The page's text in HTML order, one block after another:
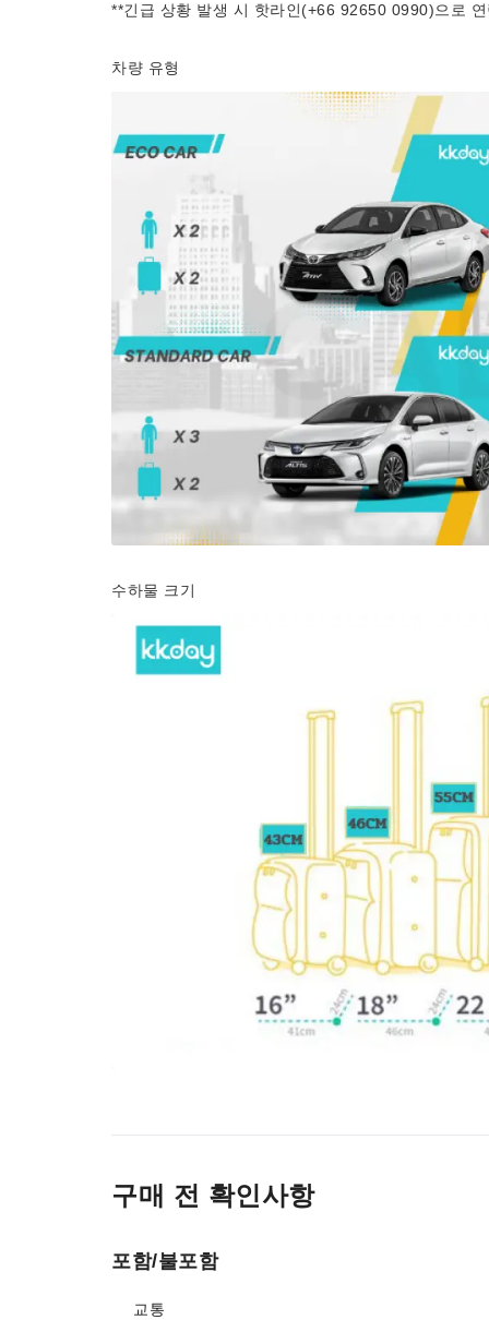
**긴급 상황 발생 시 핫라인(+66 92650 0990)으로 연
차량 유형
수하물 크기
구매 전 확인사항
포함/불포함
교통